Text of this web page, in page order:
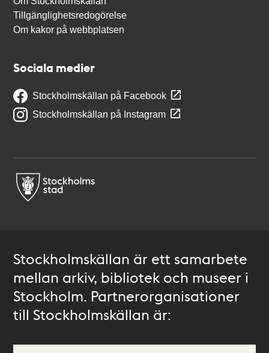
Tillgänglighetsredogörelse
Om kakor på webbplatsen
Sociala medier
Stockholmskällan på Facebook
Stockholmskällan på Instagram
Stockholmskällan är ett samarbete
mellan arkiv, bibliotek och museer i
Stockholm. Partnerorganisationer
till Stockholmskällan är: